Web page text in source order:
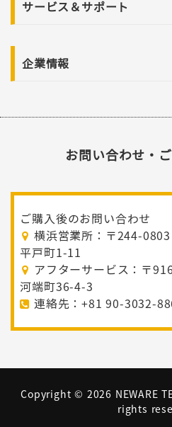
サービス＆サポート
企業情報
お問い合わせ・
ご購入後のお問い合わせ
横浜営業所：〒244-
平戸町1-11
アフターサービス：〒
河端町36-4-3
連絡先：+81 90-3032-
Copyright © 2026 NEWARE
rights